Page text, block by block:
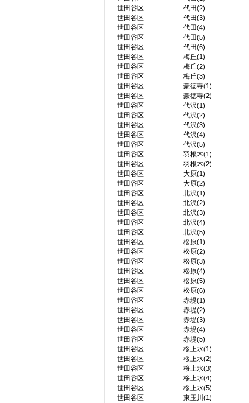
世田谷区
代田(2)
世田谷区
代田(3)
世田谷区
代田(4)
世田谷区
代田(5)
世田谷区
代田(6)
世田谷区
梅丘(1)
世田谷区
梅丘(2)
世田谷区
梅丘(3)
世田谷区
豪徳寺(1)
世田谷区
豪徳寺(2)
世田谷区
代沢(1)
世田谷区
代沢(2)
世田谷区
代沢(3)
世田谷区
代沢(4)
世田谷区
代沢(5)
世田谷区
羽根木(1)
世田谷区
羽根木(2)
世田谷区
大原(1)
世田谷区
大原(2)
世田谷区
北沢(1)
世田谷区
北沢(2)
世田谷区
北沢(3)
世田谷区
北沢(4)
世田谷区
北沢(5)
世田谷区
松原(1)
世田谷区
松原(2)
世田谷区
松原(3)
世田谷区
松原(4)
世田谷区
松原(5)
世田谷区
松原(6)
世田谷区
赤堤(1)
世田谷区
赤堤(2)
世田谷区
赤堤(3)
世田谷区
赤堤(4)
世田谷区
赤堤(5)
世田谷区
桜上水(1)
世田谷区
桜上水(2)
世田谷区
桜上水(3)
世田谷区
桜上水(4)
世田谷区
桜上水(5)
世田谷区
東玉川(1)